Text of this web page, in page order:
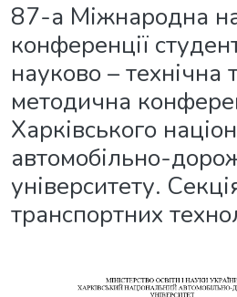
87-а Міжнародна
конференції
науково – технічна
методична
Харківського
автомобільно-
університету.
транспортних